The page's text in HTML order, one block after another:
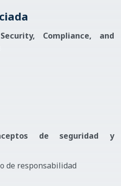
Compliance, and
de seguridad y
de responsabilidad